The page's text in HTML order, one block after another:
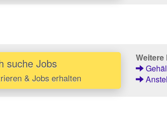
suche Jobs
& Jobs erhalten